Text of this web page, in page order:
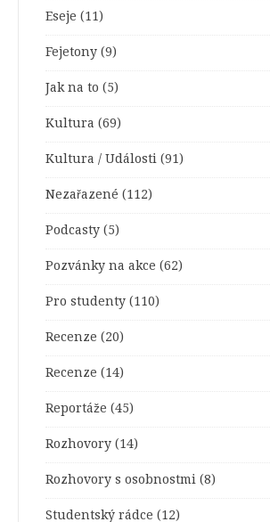
Eseje (11)
Fejetony (9)
Jak na to (5)
Kultura (69)
Kultura / Události (91)
Nezařazené (112)
Podcasty (5)
Pozvánky na akce (62)
Pro studenty (110)
Recenze (20)
Recenze (14)
Reportáže (45)
Rozhovory (14)
Rozhovory s osobnostmi (8)
Studentský rádce (12)